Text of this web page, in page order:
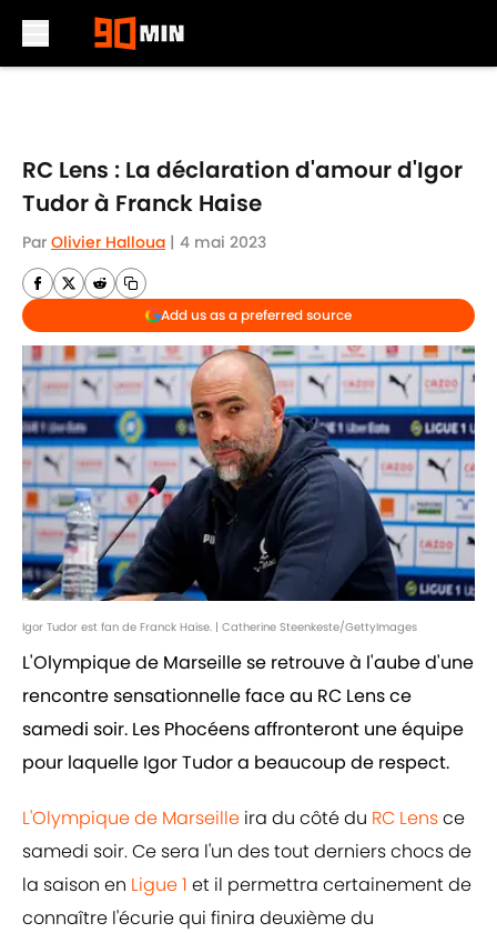
RC Lens : La déclaration d'amour d'Igor
Tudor à Franck Haise
Par Olivier Halloua | 4 mai 2023
Add us as a preferred source
Igor Tudor est fan de Franck Haise. | Catherine Steenkeste/GettyImages
L'Olympique de Marseille se retrouve à l'aube d'une
rencontre sensationnelle face au RC Lens ce
samedi soir. Les Phocéens affronteront une équipe
pour laquelle Igor Tudor a beaucoup de respect.
L'Olympique de Marseille ira du côté du RC Lensce
samedi soir. Ce sera l'un des tout derniers chocs de
la saison en Ligue 1 et il permettra certainement de
connaître l'écurie qui finira deuxième du